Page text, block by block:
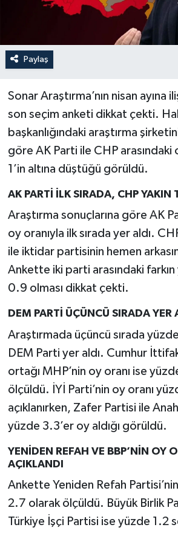
Paylaş
Sonar Araştırma’nın nisan ayına
son seçim anketi dikkat çekti.
başkanlığındaki araştırma
göre AK Parti ile CHP arasındaki
1’in altına düştüğü görüldü.
AK PARTİ İLK SIRADA, CHP YAKIN
Araştırma sonuçlarına göre AK
oy oranıyla ilk sırada yer aldı.
ile iktidar partisinin hemen
Ankette iki parti arasındaki farkın
0.9 olması dikkat çekti.
DEM PARTİ ÜÇÜNCÜ SIRADA YER
Araştırmada üçüncü sırada
DEM Parti yer aldı. Cumhur
ortağı MHP’nin oy oranı ise
ölçüldü. İYİ Parti’nin oy oranı
açıklanırken, Zafer Partisi ile
yüzde 3.3’er oy aldığı görüldü.
YENİDEN REFAH VE BBP’NİN OY
AÇIKLANDI
Ankette Yeniden Refah
2.7 olarak ölçüldü. Büyük Birlik
Türkiye İşçi Partisi ise yüzde 1.2
OTOPARK